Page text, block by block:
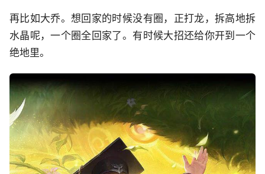
再比如大乔。想回家的时候没有圈，正打龙，拆高地拆
水晶呢，一个圈全回家了。有时候大招还给你开到一个
绝地里。